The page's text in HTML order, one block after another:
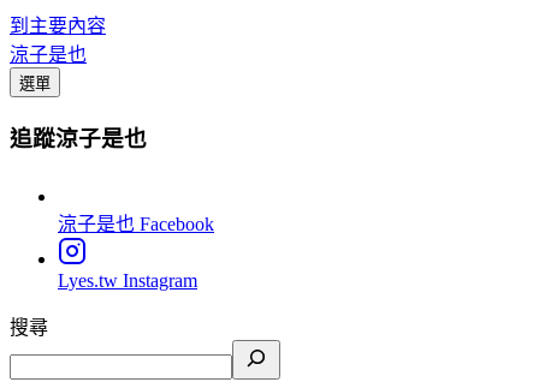
到主要內容
涼子是也
選單
追蹤涼子是也
涼子是也 Facebook
Lyes.tw Instagram
搜尋